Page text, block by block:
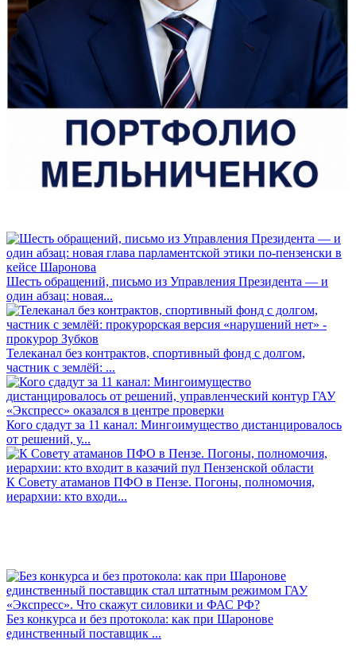
Шесть обращений, письмо из Управления Президента — и
один абзац: новая...
Телеканал без контрактов, спортивный фонд с долгом,
частник с землёй: ...
Кого сдадут за 11 канал: Мингоимущество дистанцировалось
от решений, у...
К Совету атаманов ПФО в Пензе. Погоны, полномочия,
иерархии: кто входи...
Без конкурса и без протокола: как при Шаронове
единственный поставщик ...